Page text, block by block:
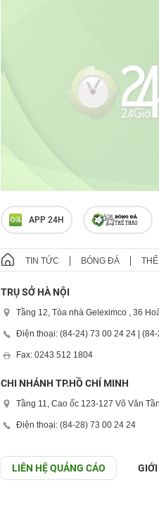
APP 24H
TIN TỨC BÓNG ĐÁ
TRỤ SỞ HÀ NỘI
Tầng 12, Tòa nhà Geleximco , 36
Điện thoại: (84-24) 73 00 24 24 |
Fax: 0243 512 1804
CHI NHÁNH TP.HỒ CHÍ MINH
Tầng 11, Cao ốc 123-127 Võ Văn
Điện thoại: (84-28) 73 00 24 24
LIÊN HỆ QUẢNG CÁO